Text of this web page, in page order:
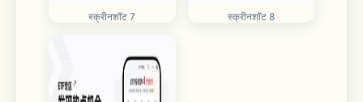
स्क्रीनशॉट 7 स्क्रीनशॉट 8